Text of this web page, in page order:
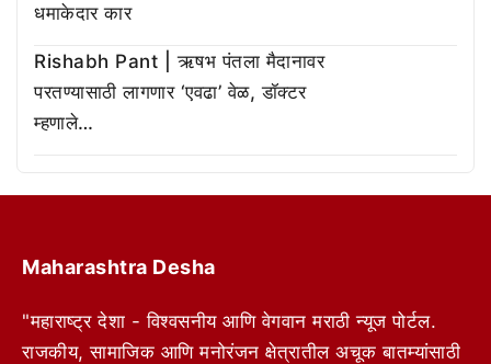
धमाकेदार कार
Rishabh Pant | ऋषभ पंतला मैदानावर
परतण्यासाठी लागणार ‘एवढा’ वेळ, डॉक्टर
म्हणाले…
Maharashtra Desha
"महाराष्ट्र देशा - विश्वसनीय आणि वेगवान मराठी न्यूज पोर्टल.
राजकीय, सामाजिक आणि मनोरंजन क्षेत्रातील अचूक बातम्यांसाठी